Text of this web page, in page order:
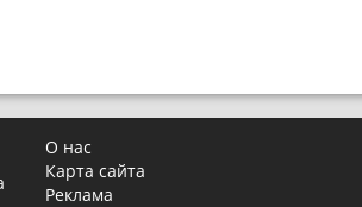
О нас
Карта сайта
Реклама